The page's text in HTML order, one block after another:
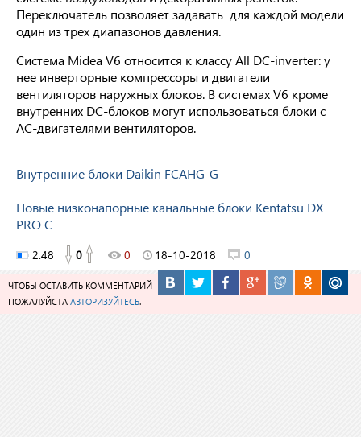
Переключатель позволяет задавать для каждой модели
один из трех диапазонов давления.
Система Midea V6 относится к классу All DC-inverter: у
нее инверторные компрессоры и двигатели
вентиляторов наружных блоков. В системах V6 кроме
внутренних DC-блоков могут использоваться блоки с
AC-двигателями вентиляторов.
Внутренние блоки Daikin FCAHG-G
Новые низконапорные канальные блоки Kentatsu DX
PRO C
2.48 0 0 18-10-2018 0
ЧТОБЫ ОСТАВИТЬ КОММЕНТАРИЙ
ПОЖАЛУЙСТА АВТОРИЗУЙТЕСЬ.